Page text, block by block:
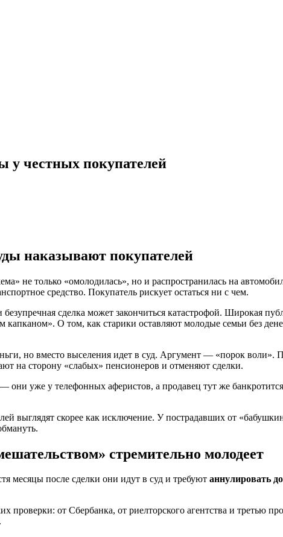
у честных покупателей
наказывают покупателей
не только «омолодилась», но и распространилась на
средство. Покупатель рискует остаться ни с чем.
сделка может закончиться катастрофой. Широкая
О том, как старики оставляют молодые семьи без
но вместо выселения идет в суд. Аргумент — «порок воли».
на сторону «слабых» пенсионеров и отменяют сделки.
уже у телефонных аферистов, а продавец тут же
выглядят скорее как исключение. У пострадавших от
стремительно молодеет
месяцы после сделки они идут в суд и требуют аннулировать
от Сбербанка, от риелторского агентства и третью